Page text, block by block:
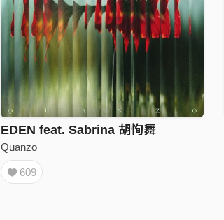
EDEN feat. Sabrina 胡恂舞
Quanzo
609